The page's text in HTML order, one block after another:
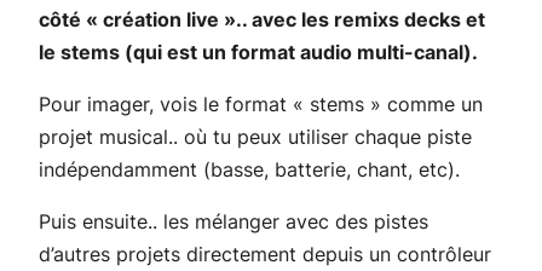
côté « création live ».. avec les remixs decks et
le stems (qui est un format audio multi-canal).
Pour imager, vois le format « stems » comme un
projet musical.. où tu peux utiliser chaque piste
indépendamment (basse, batterie, chant, etc).
Puis ensuite.. les mélanger avec des pistes
d’autres projets directement depuis un contrôleur